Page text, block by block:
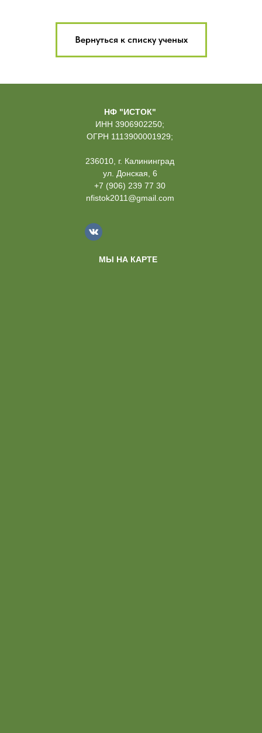
Вернуться к списку ученых
НФ "ИСТОК"
ИНН 3906902250;
ОГРН 1113900001929;
236010, г. Калининград
ул. Донская, 6
+7 (906) 239 77 30
nfistok2011@gmail.com
МЫ НА КАРТЕ